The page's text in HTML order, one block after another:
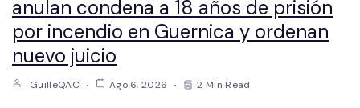
anulan condena a 18 años de prisión
por incendio en Guernica y ordenan
nuevo juicio
GuilleQAC Ago 6, 2026 2 Min Read